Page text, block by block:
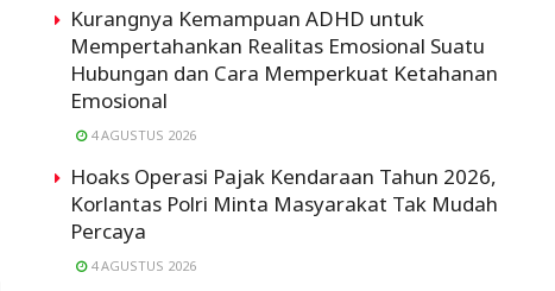
Kurangnya Kemampuan ADHD untuk
Mempertahankan Realitas Emosional Suatu
Hubungan dan Cara Memperkuat Ketahanan
Emosional
4 AGUSTUS 2026
Hoaks Operasi Pajak Kendaraan Tahun 2026,
Korlantas Polri Minta Masyarakat Tak Mudah
Percaya
4 AGUSTUS 2026